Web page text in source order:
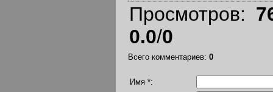
Просмотров:
0.0/0
Всего комментариев: 0
Имя *: